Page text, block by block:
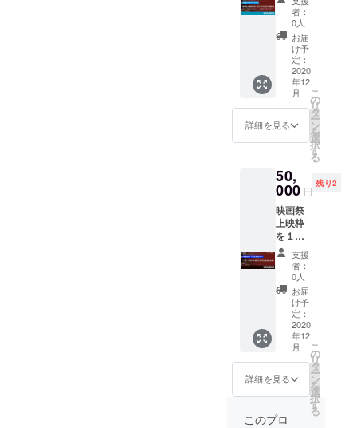
掲載を
ご希望
のお名
前、も
しくは
掲載不
要の場
合は備
考欄に
記載願
しま
す。
（お送
りいた
だいた
動画
データ
をご使
用いた
しま
す。）
者：
0人
お届
け予
定：
2020
年12
月
詳細を見る
こ
の
リ
タ
ー
ン
を
選
択
す
る
50,
000 円
残り2
映画祭
上映枠
を１枠
（120分
以内の
作品）
支援
者：
0人
お届
け予
定：
2020
年12
月
詳細を見る
こ
の
リ
タ
ー
ン
を
選
択
す
る
このプロ